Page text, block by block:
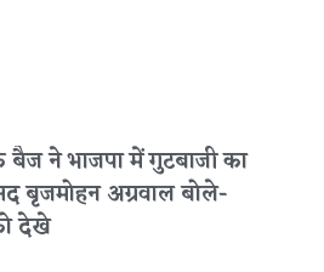
बैज ने भाजपा में गुटबाजी का
बृजमोहन अग्रवाल बोले-
देखे